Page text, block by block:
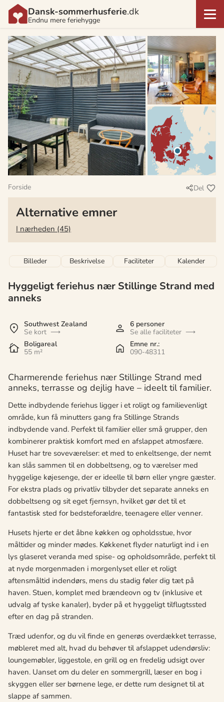
Dansk-sommerhusferie.dk
Endnu mere feriehygge
Forside Del
Alternative emner
I nærheden (45)
Billeder Beskrivelse Faciliteter Kalender
Hyggeligt feriehus nær Stillinge Strand med
anneks
Southwest Zealand
Se kort
6 personer
Se alle faciliteter
Boligareal
55 m²
Emne nr.:
090-48311
Charmerende feriehus nær Stillinge Strand med
anneks, terrasse og dejlig have – ideelt til familier.
Dette indbydende feriehus ligger i et roligt og familievenligt
område, kun få minutters gang fra Stillinge Strands
indbydende vand. Perfekt til familier eller små grupper, den
kombinerer praktisk komfort med en afslappet atmosfære.
Huset har tre soveværelser: et med to enkeltsenge, der nemt
kan slås sammen til en dobbeltseng, og to værelser med
hyggelige køjesenge, der er ideelle til børn eller yngre gæster.
For ekstra plads og privatliv tilbyder det separate anneks en
dobbeltseng og sit eget fjernsyn, hvilket gør det til et
fantastisk sted for bedsteforældre, teenagere eller venner.
Husets hjerte er det åbne køkken og opholdsstue, hvor
måltider og minder mødes. Køkkenet flyder naturligt ind i en
lys glaseret veranda med spise- og opholdsområde, perfekt til
at nyde morgenmaden i morgenlyset eller et roligt
aftensmåltid indendørs, mens du stadig føler dig tæt på
haven. Stuen, komplet med brændeovn og tv (inklusive et
udvalg af tyske kanaler), byder på et hyggeligt tilflugtssted
efter en dag på stranden.
Træd udenfor, og du vil finde en generøs overdækket terrasse,
møbleret med alt, hvad du behøver til afslappet udendørsliv:
loungemøbler, liggestole, en grill og en fredelig udsigt over
haven. Uanset om du deler en sommergrill, læser en bog i
skyggen eller ser børnene lege, er dette rum designet til at
slappe af sammen.